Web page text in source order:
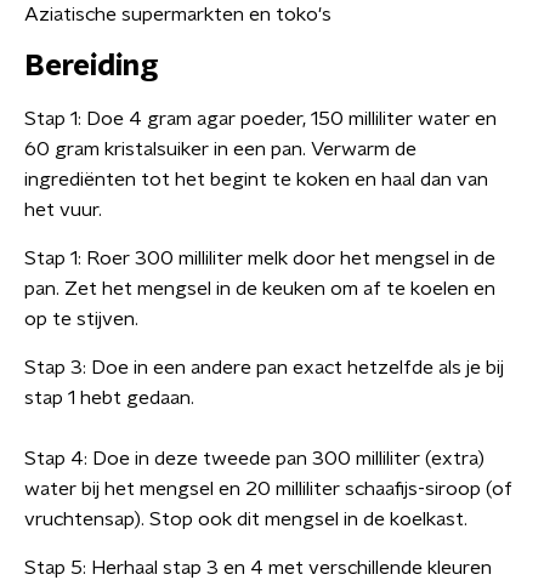
Aziatische supermarkten en toko's
Bereiding
Stap 1: Doe 4 gram agar poeder, 150 milliliter water en
60 gram kristalsuiker in een pan. Verwarm de
ingrediënten tot het begint te koken en haal dan van
het vuur.
Stap 1: Roer 300 milliliter melk door het mengsel in de
pan. Zet het mengsel in de keuken om af te koelen en
op te stijven.
Stap 3: Doe in een andere pan exact hetzelfde als je bij
stap 1 hebt gedaan.
Stap 4: Doe in deze tweede pan 300 milliliter (extra)
water bij het mengsel en 20 milliliter schaafijs-siroop (of
vruchtensap). Stop ook dit mengsel in de koelkast.
Stap 5: Herhaal stap 3 en 4 met verschillende kleuren